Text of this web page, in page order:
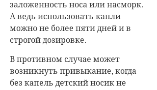
Не нужно бояться детского сада.
Соблюдайте эти нехитрые
рекомендации, и вы заметите,
что посещение садика станет
процессом комфортным как для
малыша, так и для вас,
родителей. Будьте здоровы!